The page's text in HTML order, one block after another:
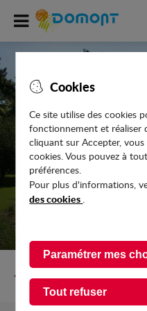
Cookies
Ce site utilise des cookies
fonctionnement et réaliser
cliquant sur Accepter,
cookies. Vous pouvez à
préférences.
Pour plus d'informations,
des cookies .
Paramétrer mes
Tout refuser
Accéder
au
menu
Accéder
contenu
LA
Retour vers Actualites